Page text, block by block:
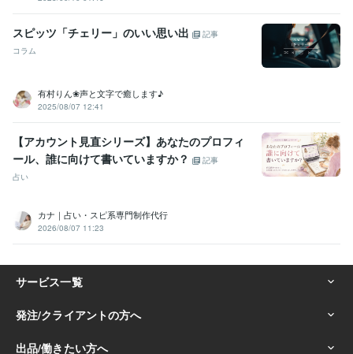
2024年7月 ~ 現在
ココナラ商品が初購入される　レギュ
格 ココナラ　シルバーランク→ゴールドランクへ昇格
資格・検定
ホームヘルパー2級 取得年 : 2006年
介護福祉士
ビジネス・クリエイティブツール
ChatGPT:1年 Adobe Photoshop:1年
その他ツール
家族や仲間を思いやる心:30年
人を幸せにする力:10年
スピッツ「チェリー」のいい思い出
記事
コラム
有村りん❀声と文字で癒します♪
2025/08/07 12:41
【アカウント見直シリーズ】あなたのプロフィ
ール、誰に向けて書いていますか？
記事
占い
カナ｜占い・スピ系専門制作代行
2026/08/07 11:23